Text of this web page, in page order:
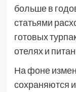
больше в
статьями
готовых
отелях и
На фоне
сохраняются